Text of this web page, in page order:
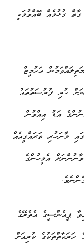
ގުޅުމެއް ބޭއްވުމަކީ
އަހުމީޒް
ހުރި ފުރުސަތުތައް
އަޑު އިއްވުން
މާނަހުރި ތަރައްގީއެއް
އެމީހުންގެ
ޕީއެންސީގެ އެތެރޭގެ
ހަރަކާތްތަކުގެ ކުރިއަށް